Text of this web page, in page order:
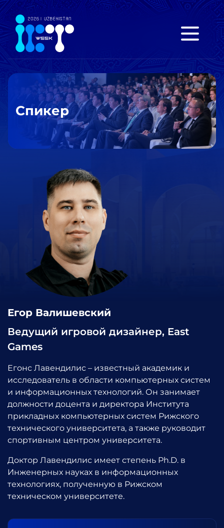
Спикер
Егор Валишевский
Ведущий игровой дизайнер, East
Games
Егонс Лавендилис – известный академик и
исследователь в области компьютерных систем
и информационных технологий. Он занимает
должности доцента и директора Института
прикладных компьютерных систем Рижского
технического университета, а также руководит
спортивным центром университета.
Доктор Лавендилис имеет степень Ph.D. в
Инженерных науках в информационных
технологиях, полученную в Рижском
техническом университете.